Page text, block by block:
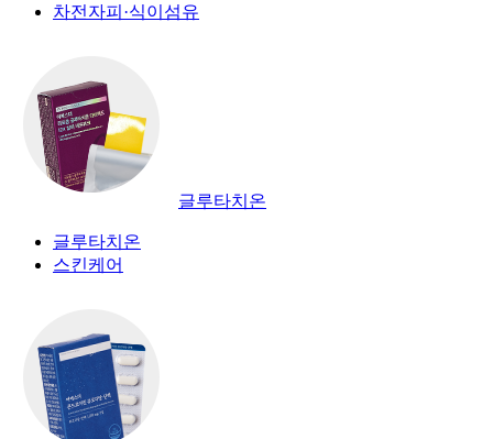
차전자피·식이섬유
글루타치온
글루타치온
스킨케어